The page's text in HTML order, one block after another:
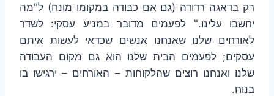
רק בדאגה רדודה (גם אם כבודה במקומו מונח) ל"מה
יחשבו עלינו." לפעמים מדובר במניע עסקי: לשדר
לאורחים שלנו שאנחנו אנשים שכדאי לעשות איתם
עסקים; לפעמים הבית שלנו הוא גם מקום העבודה
שלנו ואנחנו רוצים שהלקוחות – האורחים – ירגישו בו
בנוח.